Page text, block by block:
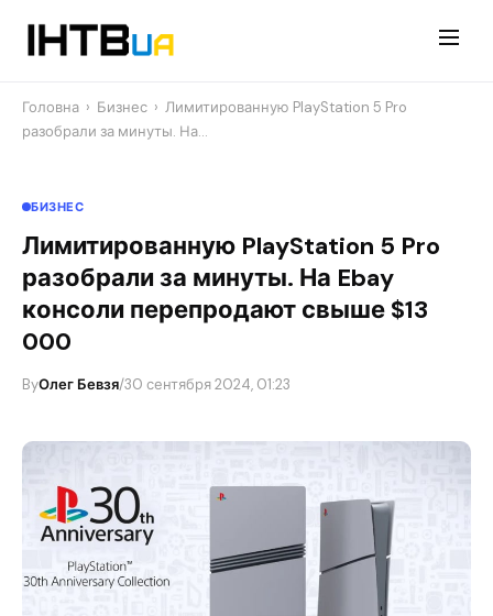
Головна › Бизнес › Лимитированную PlayStation 5 Pro
разобрали за минуты. На…
БИЗНЕС
Лимитированную PlayStation 5 Pro
разобрали за минуты. На Ebay
консоли перепродают свыше $13
000
ByОлег Бевзя/30 сентября 2024, 01:23